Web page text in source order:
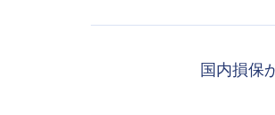
国内損保